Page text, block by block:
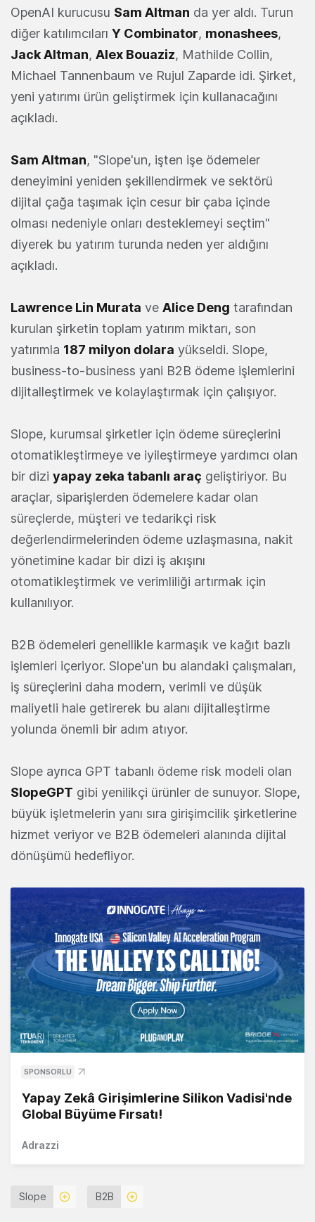
OpenAI kurucusu Sam Altman da yer aldı. Turun
diğer katılımcıları Y Combinator, monashees,
Jack Altman, Alex Bouaziz, Mathilde Collin,
Michael Tannenbaum ve Rujul Zaparde idi. Şirket,
yeni yatırımı ürün geliştirmek için kullanacağını
açıkladı.
Sam Altman, "Slope'un, işten işe ödemeler
deneyimini yeniden şekillendirmek ve sektörü
dijital çağa taşımak için cesur bir çaba içinde
olması nedeniyle onları desteklemeyi seçtim"
diyerek bu yatırım turunda neden yer aldığını
açıkladı.
Lawrence Lin Murata ve Alice Deng tarafından
kurulan şirketin toplam yatırım miktarı, son
yatırımla 187 milyon dolara yükseldi. Slope,
business-to-business yani B2B ödeme işlemlerini
dijitalleştirmek ve kolaylaştırmak için çalışıyor.
Slope, kurumsal şirketler için ödeme süreçlerini
otomatikleştirmeye ve iyileştirmeye yardımcı olan
bir dizi yapay zeka tabanlı araç geliştiriyor. Bu
araçlar, siparişlerden ödemelere kadar olan
süreçlerde, müşteri ve tedarikçi risk
değerlendirmelerinden ödeme uzlaşmasına, nakit
yönetimine kadar bir dizi iş akışını
otomatikleştirmek ve verimliliği artırmak için
kullanılıyor.
B2B ödemeleri genellikle karmaşık ve kağıt bazlı
işlemleri içeriyor. Slope'un bu alandaki çalışmaları,
iş süreçlerini daha modern, verimli ve düşük
maliyetli hale getirerek bu alanı dijitalleştirme
yolunda önemli bir adım atıyor.
Slope ayrıca GPT tabanlı ödeme risk modeli olan
SlopeGPT gibi yenilikçi ürünler de sunuyor. Slope,
büyük işletmelerin yanı sıra girişimcilik şirketlerine
hizmet veriyor ve B2B ödemeleri alanında dijital
dönüşümü hedefliyor.
SPONSORLU
Yapay Zekâ Girişimlerine Silikon Vadisi'nde
Global Büyüme Fırsatı!
Adrazzi
Slope B2B